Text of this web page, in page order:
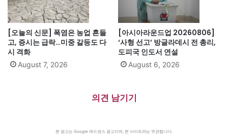
[오늘의 신문] 폭염은 농업 흔들
고, 증시는 급락…미중 갈등도 다
시 격화
August 7, 2026
[아시아라운드업 20260806]
‘사형 선고’ 방글라데시 전 총리,
도피국 인도서 연설
August 6, 2026
의견 남기기
본 광고는 Google 애드센스 광고이며, 본 사이트와는 무관합니다.